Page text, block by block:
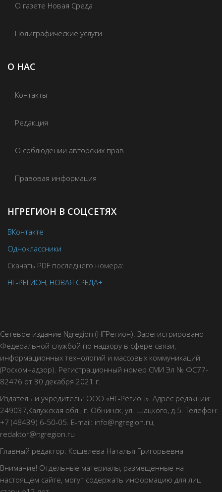
О газете Новая Среда
Полиграфические услуги
О НАС
Контакты
Редакция
О соблюдении авторских прав
Правовая информация
НГРЕГИОН В СОЦСЕТЯХ
ВКонтакте
Одноклассники
Скачать PDF последнего номера:
НГ-РЕГИОН, НОВАЯ СРЕДА+
Сетевое издание Ngregion (НГРегион). Зарегистрировано
Федеральной службой по надзору в сфере связи,
информационных технологий и массовых коммуникаций
(Роскомнадзор). Регистрационный номер СМИ Эл № ФС77-
82476 от 30 декабря 2021 г.
Издатель и учредитель: ООО «НГ-Регион». Адрес редакции:
249037,Калужская обл., г. Обнинск, ул. Шацкого, д.5. Телефон:
+7 (48439) 6-50-05. E-mail: info@ngregion.ru,
redaktor@ngregion.ru
Главный редактор: Кошелева Наталья Григорьевна
Внимание! Отдельные материалы, размещенные на
настоящем сайте, могут содержать информацию для лиц